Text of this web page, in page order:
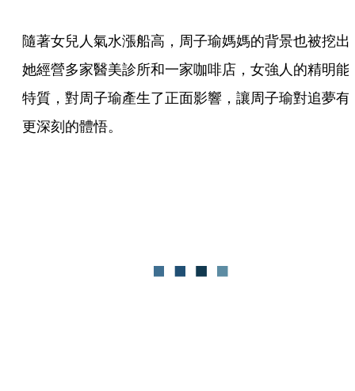
隨著女兒人氣水漲船高，周子瑜媽媽的背景也被挖出
她經營多家醫美診所和一家咖啡店，女強人的精明能
特質，對周子瑜產生了正面影響，讓周子瑜對追夢有
更深刻的體悟。